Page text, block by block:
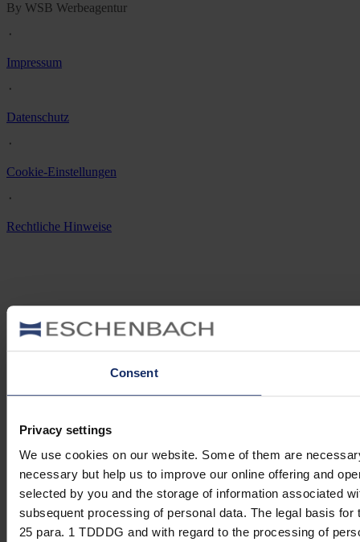
Consent
Privacy settings
We use cookies on our website. Some of them are
necessary but help us to improve our online offering and
selected by you and the storage of information associated
subsequent processing of personal data. The legal basis
25 para. 1 TDDDG and with regard to the processing of
By WSB Werbeagentur
᛫
Impressum
᛫
Datenschutz
᛫
Cookie-Einstellungen
᛫
Rechtliche Hinweise